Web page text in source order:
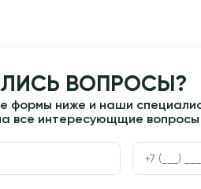
ВОПРОСЫ?
формы ниже и наши
все интересующщие вопросы